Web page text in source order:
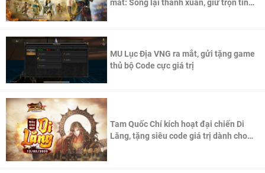
mắt: Sống lại thanh xuân, giữ trọn tinh
MU Lục Địa VNG ra mắt, gửi tặng game
thủ bộ Code cực giá trị
Tam Quốc Chí kích hoạt đại chiến Di
Lăng, tặng siêu code giá trị dành cho